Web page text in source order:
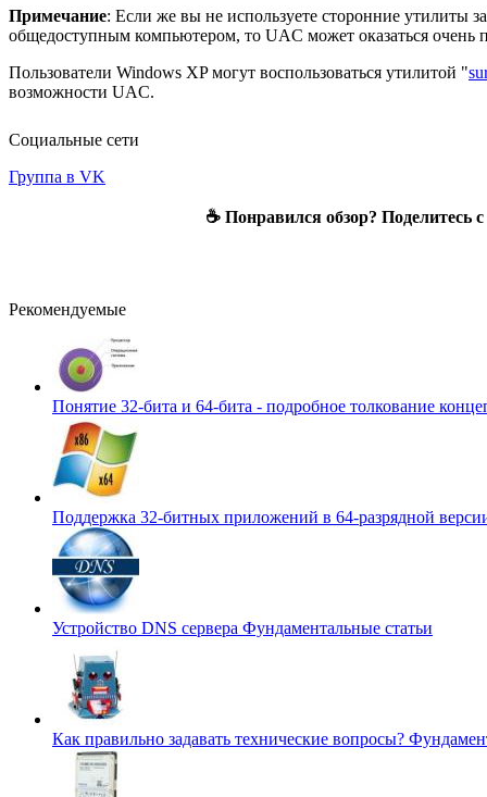
Примечание: Если же вы не используете сторонние утилиты
общедоступным компьютером, то UAC может оказаться очень
Пользователи Windows XP могут воспользоваться утилитой "
возможности UAC.
Социальные сети
Группа в VK
☕ Понравился обзор? Поделитесь
Рекомендуемые
Понятие 32-бита и 64-бита - подробное толкование
Поддержка 32-битных приложений в 64-разрядной
Устройство DNS сервера Фундаментальные статьи
Как правильно задавать технические вопросы?